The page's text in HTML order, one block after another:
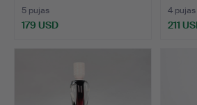
5 pujas
179 USD
4 pujas
211